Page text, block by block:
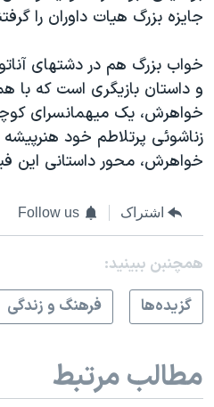
جایزه بزرگ هیات داوران را
خواب بزرگ هم در دشتهای
و داستان بازیگری است که با
خواهرش، یک میهمانسرای
زناشوئی پرتلاطم خود
خواهرش، محور داستانی این
اشتراک Follow us
همچنبن ببینید:
گزيده‌ها
فرهنگ و زندگی
مطالب مرتبط